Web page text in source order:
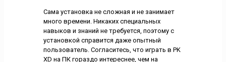
Сама установка не сложная и не занимает
много времени. Никаких специальных
навыков и знаний не требуется, поэтому с
установкой справится даже опытный
пользователь. Согласитесь, что играть в PK
XD на ПК гораздо интереснее, чем на